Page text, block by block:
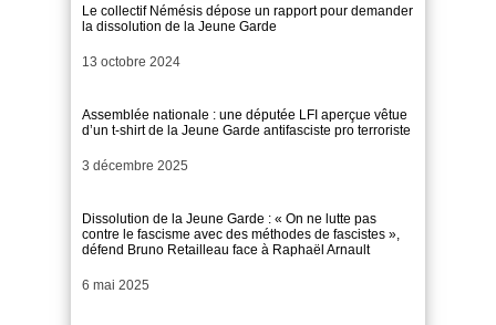
Le collectif Némésis dépose un rapport pour demander
la dissolution de la Jeune Garde
Date
13 octobre 2024
Assemblée nationale : une députée LFI aperçue vêtue
d’un t-shirt de la Jeune Garde antifasciste pro terroriste
Date
3 décembre 2025
Dissolution de la Jeune Garde : « On ne lutte pas
contre le fascisme avec des méthodes de fascistes »,
défend Bruno Retailleau face à Raphaël Arnault
Date
6 mai 2025